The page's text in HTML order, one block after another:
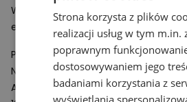
Wykonany z polimeru komponent
energię powstającą przy uderzeniu
Podmiot odpowiedzialny:
New Balance Europe BV
A-Factorij, Pilotenstraat 35 – 45
Strona korzysta z plików
realizacji usług w tym m.in.
poprawnym
dostosowywaniem jego
badaniami korzystania z
wyświetlania